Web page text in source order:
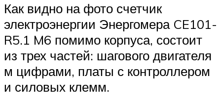
Как видно на фото счетчик
электроэнергии Энергомера CE101-
R5.1 M6 помимо корпуса, состоит
из трех частей: шагового двигателя
м цифрами, платы с контроллером
и силовых клемм.